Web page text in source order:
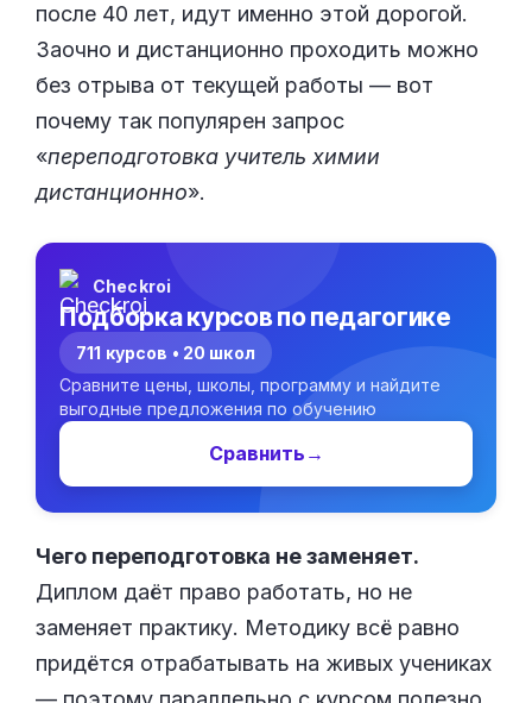
после 40 лет, идут именно этой дорогой.
Заочно и дистанционно проходить можно
без отрыва от текущей работы — вот
почему так популярен запрос
«переподготовка учитель химии
дистанционно».
Checkroi
Подборка курсов по педагогике
711 курсов • 20 школ
Сравните цены, школы, программу и найдите
выгодные предложения по обучению
Сравнить →
Чего переподготовка не заменяет.
Диплом даёт право работать, но не
заменяет практику. Методику всё равно
придётся отрабатывать на живых учениках